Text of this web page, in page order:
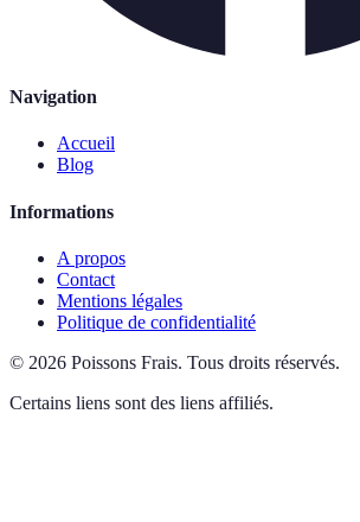
Navigation
Accueil
Blog
Informations
A propos
Contact
Mentions légales
Politique de confidentialité
© 2026 Poissons Frais. Tous droits réservés.
Certains liens sont des liens affiliés.